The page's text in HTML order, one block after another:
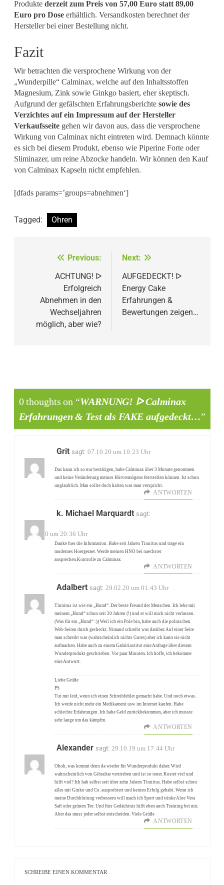
Produkte derzeit zum Preis von 57,00 Euro statt 89,00
Euro pro Doseerhältlich. Versandkosten berechnet der
Hersteller bei einer Bestellung nicht.
Fazit
Wir betrachten die versprochene Wirkung von der
„Wunderpille“ Calminax, welche auf den Inhaltsstoffen
Magnesium, Zink sowie Ginkgo basiert, eher skeptisch.
Aufgrund der gefälschten Erfahrungsberichte sowie des
Verzichtes auf ein Impressum auf der Hersteller
Verkaufsseitegehen wir davon aus, dass die versprochene
Wirkung von Calminax nicht eintreten wird. Demnach könnte
es sich bei diesem Produkt, ebenso wie Piperine Forte oder
Sliminazer, um reine Abzocke handeln. Wir können den Kauf
von Calminax Kapseln nicht empfehlen.
[dfads params=’groups=abnehmen‘]
Tagged: Ohren
Beitragsnavigation
Previous:
ACHTUNG! ᐅ
Erfolgreich
Abnehmen in den
Wechseljahren
möglich, aber wie?
Next:
AUFGEDECKT! ᐅ
Energy Cake
Erfahrungen &
Bewertungen zeigen…
0 thoughts on “WARNUNG! ᐅ Calminax
Erfahrungen & Test als FAKE aufgedeckt…”
Grit sagt: 07.10.20 um 10:23 Uhr
Das kann ich so nur bestätigen, habe Calminax über 3 Monate genommen
und keine Veränderung meines Hörvermögens feststellen können. Ist schon
unglaublich. Man sollte doch halten was man verspricht.
ANTWORTEN
k. Michael Marquardt sagt:
29.05.20 um 20:36 Uhr
Danke fuer die Information. Habe seit Jahren Tinnitus und trage ein
modernes Hoergeraet. Werde meinen HNO bei naechster
ansprechen.Kontrolle zu Calminax
ANTWORTEN
Adalbert sagt: 29.02.20 um 01:43 Uhr
Tinnitus ist wie ein „Hund“. Der beste Freund der Menschen. Ich lebe mit
meinem „Hund“ schon seit 20 Jahren (!) und er will mich nicht verlassen.
(Was für ein „Hund“ :)) Weil ich ein Pole bin, habe auch die polnischen
Web-Seiten durch gecheckt. Nimand schreibt was darüber. Auf einer Seite
man schreibt was (wahrscheinlich nichts Gutes) aber ich kann sie nicht
aufmachen. Habe auch zu einem Gahörinstitut eine Anfrage über diesem
Wunderprodukt geschrieben. Vor paar Minuten. Ich hoffe, ich bekomme
eine Antwort.
Liebe Grüße
PS
Tut mir leid, wenn ich einen Schreibfehler gemacht habe. Und noch etwas.
Ich werde nicht mehr ein Medikament usw im Internet kaufen. Habe
schlechte Erfahrungen. Ich habe Geld zurückbekommen, aber ich musste
sehr lange um das kämpfrn.
ANTWORTEN
Alexander sagt: 29.10.19 um 17:44 Uhr
Ohoh, was kommt denn da wieder für Wunderprodukt daher. Wird
wahrscheinlich von Gibraltar vertrieben und ist so teuer. Kostet viel und
hilft viel? Ich hab selbst seit über zehn Jahren Tinnitus. Habe selbst schon
alles mit Ginko und Co. ausprobiert und keinen Erfolg gehabt. Wenn ich
meine Durchblutung verbessern will mach ich Sport und trinke Aloe Vera
Saft oder grünen Tee. Und fürs Gedächtnis hilft eben auch Training bei mir.
Aber das muss jeder selbst entscheiden. Viele Grüße
ANTWORTEN
SCHREIBE EINEN KOMMENTAR